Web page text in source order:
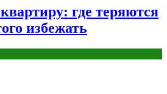
где теряются
избежать